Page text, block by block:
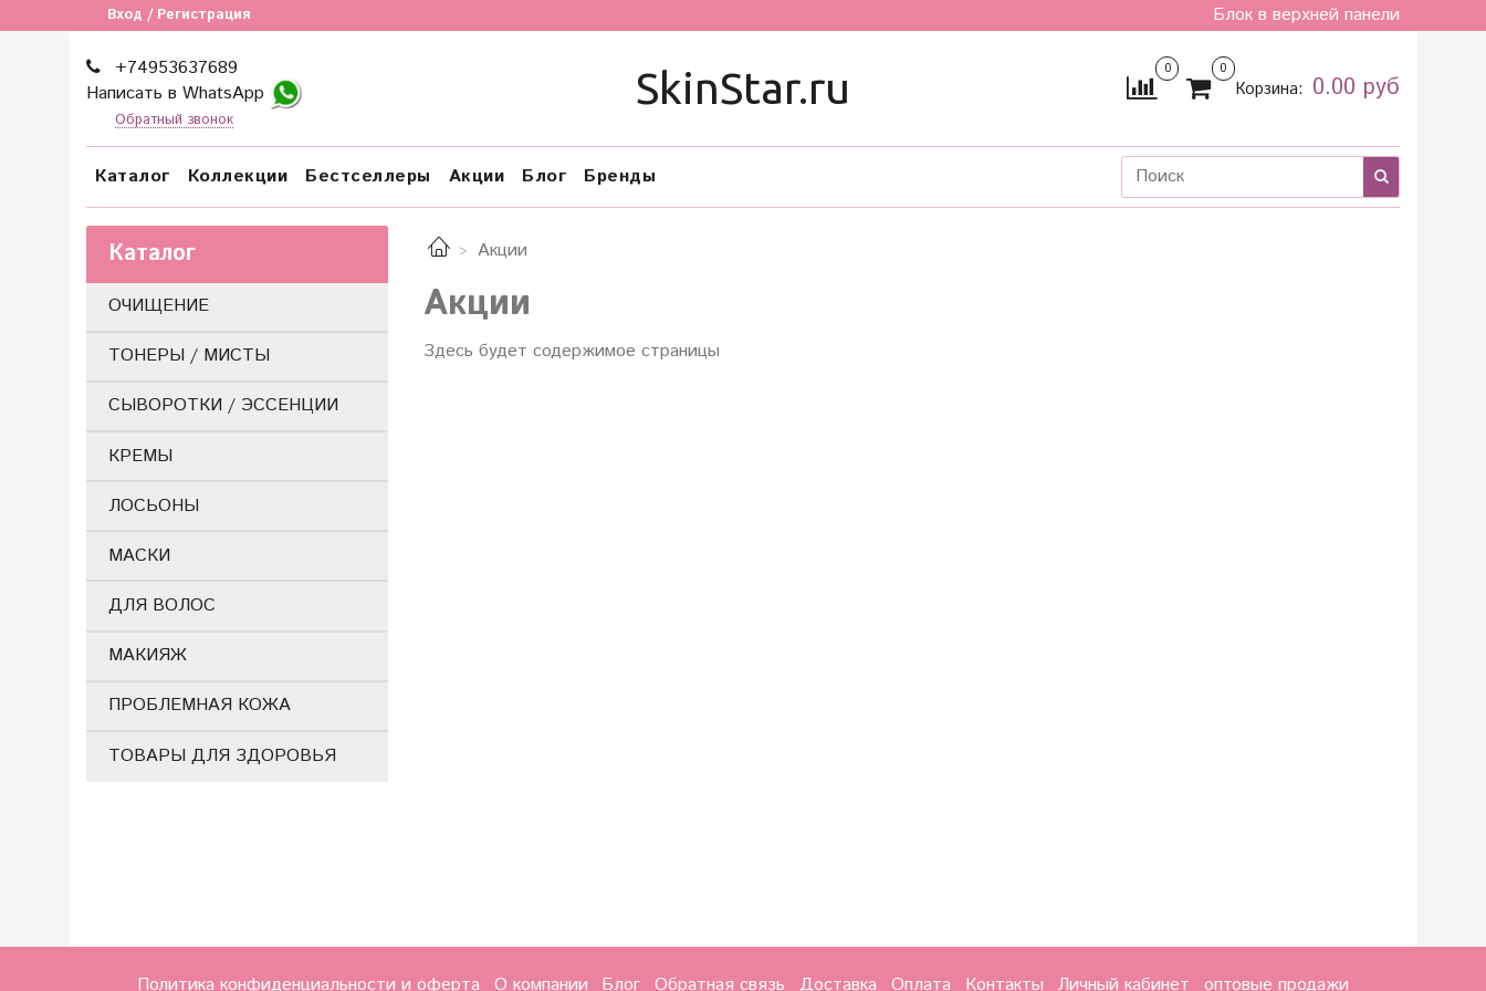
Вход / Регистрация Блок в верхней панели
+74953637689
Написать в WhatsApp
Обратный звонок
SkinStar.ru 0 0
Корзина: 0.00 руб
Каталог Коллекции Бестселлеры Акции Блог Бренды
Акции
Акции
Здесь будет содержимое страницы
Каталог
ОЧИЩЕНИЕ
ТОНЕРЫ / МИСТЫ
СЫВОРОТКИ / ЭССЕНЦИИ
КРЕМЫ
ЛОСЬОНЫ
МАСКИ
ДЛЯ ВОЛОС
МАКИЯЖ
ПРОБЛЕМНАЯ КОЖА
ТОВАРЫ ДЛЯ ЗДОРОВЬЯ
Политика конфиденциальности и оферта О компании Блог Обратная связь Доставка Оплата Контакты Личный кабинет оптовые продажи